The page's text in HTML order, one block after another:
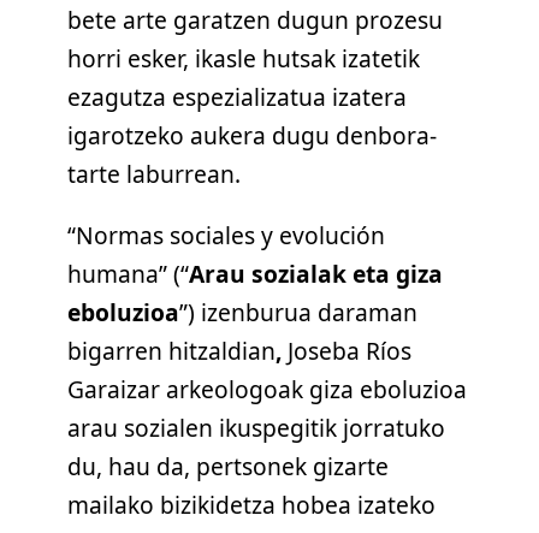
bete arte garatzen dugun prozesu
horri esker, ikasle hutsak izatetik
ezagutza espezializatua izatera
igarotzeko aukera dugu denbora-
tarte laburrean.
“Normas sociales y evolución
humana” (“Arau sozialak eta giza
eboluzioa”) izenburua daraman
bigarren hitzaldian, Joseba Ríos
Garaizar arkeologoak giza eboluzioa
arau sozialen ikuspegitik jorratuko
du, hau da, pertsonek gizarte
mailako bizikidetza hobea izateko